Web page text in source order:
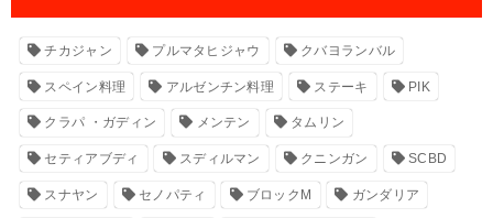
チカジャン プルマタヒジャウ クバヨランバル
スペイン料理 アルゼンチン料理 ステーキ PIK
クラパ ・ガディン メンテン タムリン
セティアブディ スディルマン クニンガン SCBD
スナヤン セノパティ ブロックM ガンダリア